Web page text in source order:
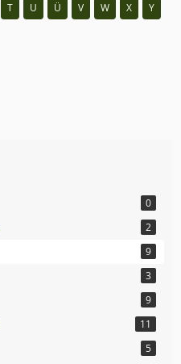
T U Ü V W X
Y
0
2
9
3
9
11
5